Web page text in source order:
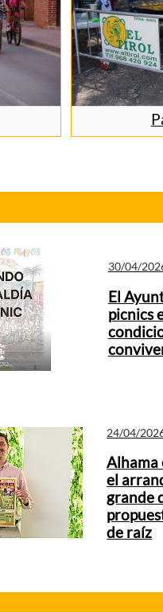
30/04/
El
picnics
24/04/
Alhama
el
grande
de raíz